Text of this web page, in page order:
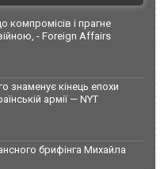
компромісів і прагне
- Foreign Affairs
знаменує кінець епохи
армії — NYT
брифінга Михайла